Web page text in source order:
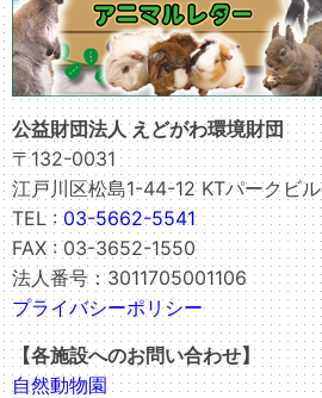
公益財団法人 えどがわ環境財団
〒132-0031
江戸川区松島1-44-12 KTパークビル
TEL :03-5662-5541
FAX : 03-3652-1550
法人番号：3011705001106
プライバシーポリシー
【各施設へのお問い合わせ】
自然動物園